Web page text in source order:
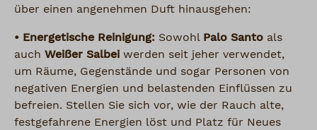
über einen angenehmen Duft hinausgehen:
• Energetische Reinigung: Sowohl Palo Santo als
auch Weißer Salbei werden seit jeher verwendet,
um Räume, Gegenstände und sogar Personen von
negativen Energien und belastenden Einflüssen zu
befreien. Stellen Sie sich vor, wie der Rauch alte,
festgefahrene Energien löst und Platz für Neues